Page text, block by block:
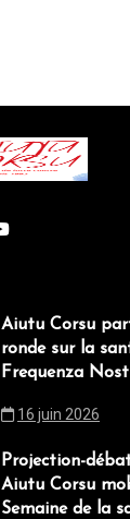
Aiutu Corsu
ronde sur la
Frequenza
16 juin 2026
Projection-
Aiutu Corsu
Semaine de la